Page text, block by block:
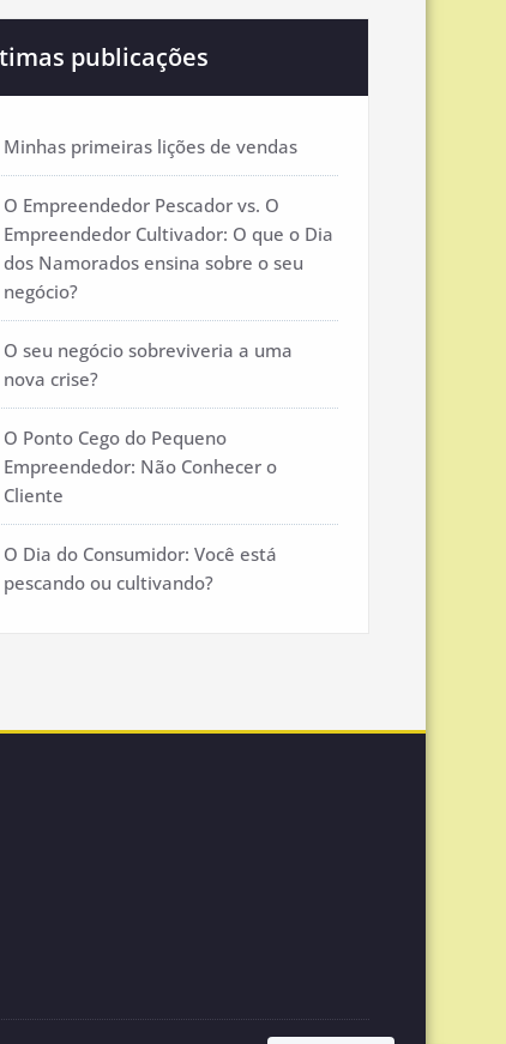
publicações
Minhas primeiras lições de vendas
O Empreendedor Pescador vs. O
Empreendedor Cultivador: O que o Dia
dos Namorados ensina sobre o seu
negócio?
O seu negócio sobreviveria a uma
nova crise?
O Ponto Cego do Pequeno
Empreendedor: Não Conhecer o
Cliente
O Dia do Consumidor: Você está
pescando ou cultivando?